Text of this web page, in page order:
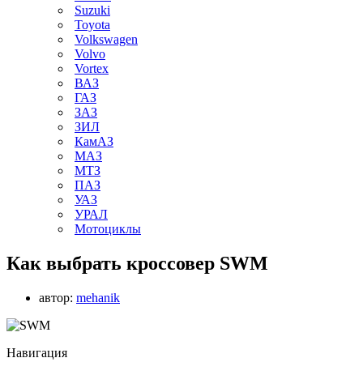
Suzuki
Toyota
Volkswagen
Volvo
Vortex
ВАЗ
ГАЗ
ЗАЗ
ЗИЛ
КамАЗ
МАЗ
МТЗ
ПАЗ
УАЗ
УРАЛ
Мотоциклы
Как выбрать кроссовер SWM
автор: mehanik
Навигация